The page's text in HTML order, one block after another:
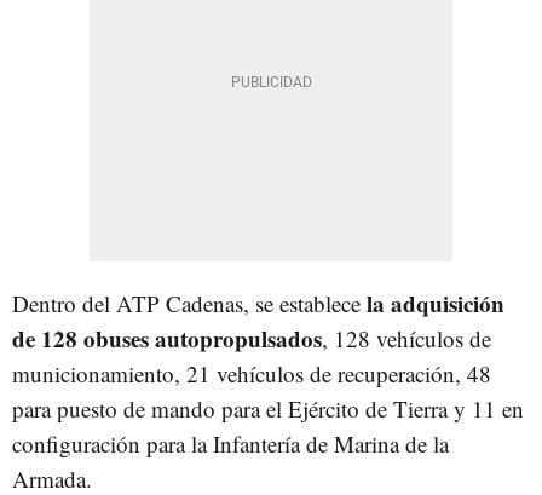
Dentro del ATP Cadenas, se establece la adquisición
de 128 obuses autopropulsados, 128 vehículos de
municionamiento, 21 vehículos de recuperación, 48
para puesto de mando para el Ejército de Tierra y 11 en
configuración para la Infantería de Marina de la
Armada.